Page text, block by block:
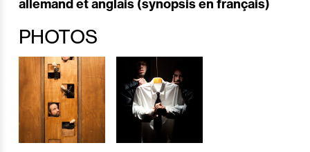
allemand et anglais (synopsis en français)
PHOTOS